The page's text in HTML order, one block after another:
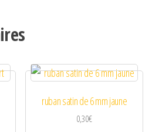
ruban satin de 6 mm jaune
0,30€